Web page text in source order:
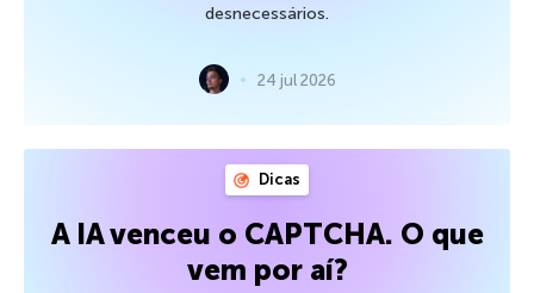
desnecessários.
24 jul 2026
Dicas
A IA venceu o CAPTCHA. O que
vem por aí?